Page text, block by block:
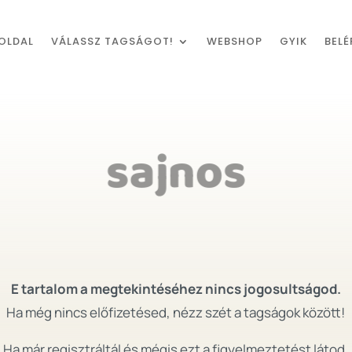
VÁLASSZ TAGSÁGOT! WEBSHOP GYIK
sajnos
E tartalom a megtekintéséhez nincs jogosultságod.
Ha még nincs előfizetésed, nézz szét a tagságok között!